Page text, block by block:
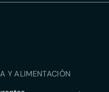
Y ALIMENTACIÓN